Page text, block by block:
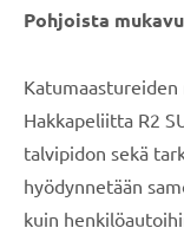
Pohjoista
Hakkapeliitta R2
talvipidon sekä
hyödynnetään
kuin